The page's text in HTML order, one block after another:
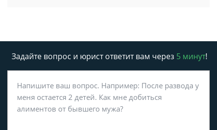
Задайте вопрос и юрист ответит вам через 5 минут!